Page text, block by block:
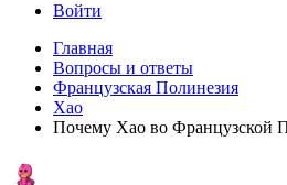
Войти
Главная
Вопросы и ответы
Французская Полинезия
Хао
Почему Хао во Французской